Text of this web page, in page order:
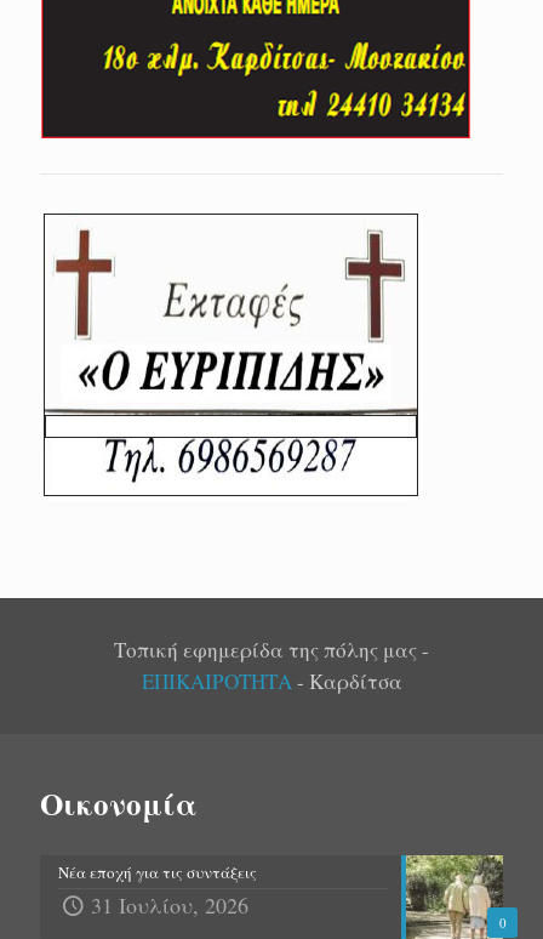
Τοπική εφημερίδα της πόλης μας -
ΕΠΙΚΑΙΡΟΤΗΤΑ- Καρδίτσα
Οικονομία
0
Νέα εποχή για τις συντάξεις
31 Ιουλίου, 2026